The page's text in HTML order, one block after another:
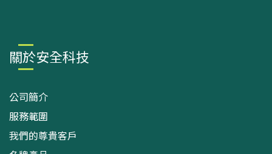
關於安全科技
公司簡介
服務範圍
我們的尊貴客戶